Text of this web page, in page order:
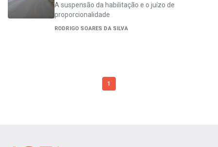
A suspensão da habilitação e o juízo de
proporcionalidade
RODRIGO SOARES DA SILVA
1